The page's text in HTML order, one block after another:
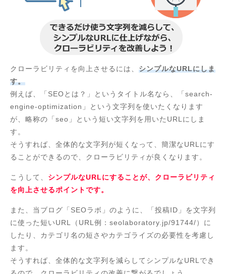
クローラビリティを向上させるには、 シンプルなURLにしま
す。
例えば、「SEOとは？」というタイトル名なら、「search-
engine-optimization」という文字列を使いたくなります
が、略称の「seo」という短い文字列を用いたURLにしま
す。
そうすれば、全体的な文字列が短くなって、簡潔なURLにす
ることができるので、クローラビリティが良くなります。
こうして、 シンプルなURLにすることが、クローラビリティ
を向上させるポイントです。
また、当ブログ「SEOラボ」のように、「投稿ID」を文字列
に使った短いURL（URL例：seolaboratory.jp/91744/）に
したり、カテゴリ名の短さやカテゴライズの必要性を考慮し
ます。
そうすれば、全体的な文字列を減らしてシンプルなURLでき